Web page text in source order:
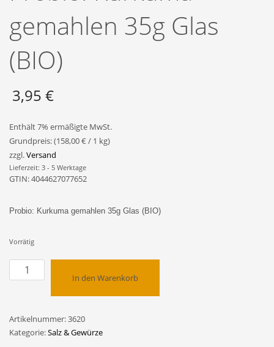
gemahlen 35g Glas
(BIO)
3,95 €
Enthält 7% ermäßigte MwSt.
Grundpreis: (158,00€ / 1 kg)
zzgl.Versand
Lieferzeit: 3 - 5 Werktage
GTIN: 4044627077652
Probio: Kurkuma gemahlen 35g Glas (BIO)
Vorrätig
Probio:
Kurkuma
Glas
(BIO)
In den Warenkorb
Artikelnummer:3620
Kategorie:Salz & Gewürze